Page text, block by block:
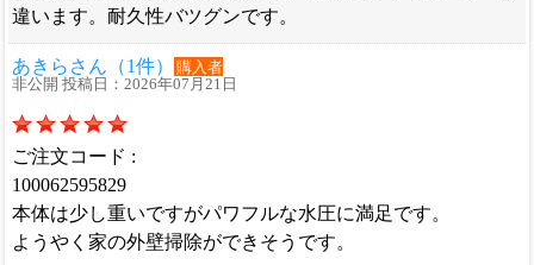
違います。耐久性バツグンです。
あきらさん（1件）
購入者
非公開 投稿日：2026年07月21日
ご注文コード :
100062595829
本体は少し重いですがパワフルな水圧に満足です。
ようやく家の外壁掃除ができそうです。